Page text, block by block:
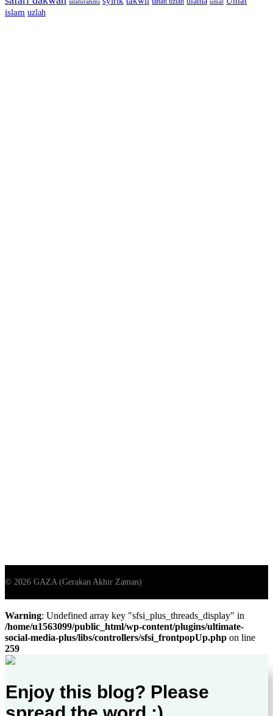
islam uzlah
Warning: Undefined array key "sfsi_plus_threads_display" in
/home/u1563099/public_html/wp-content/plugins/ultimate-
social-media-plus/libs/controllers/sfsi_frontpopUp.php on line
259
Enjoy this blog? Please